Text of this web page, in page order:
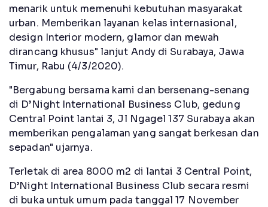
menarik untuk memenuhi kebutuhan masyarakat
urban. Memberikan layanan kelas internasional,
design Interior modern, glamor dan mewah
dirancang khusus" lanjut Andy di Surabaya, Jawa
Timur, Rabu (4/3/2020).
"Bergabung bersama kami dan bersenang-senang
di D’Night International Business Club, gedung
Central Point lantai 3, Jl Ngagel 137 Surabaya akan
memberikan pengalaman yang sangat berkesan dan
sepadan" ujarnya.
Terletak di area 8000 m2 di lantai 3 Central Point,
D’Night International Business Club secara resmi
di buka untuk umum pada tanggal 17 November